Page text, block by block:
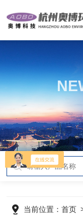
当前位置：首页